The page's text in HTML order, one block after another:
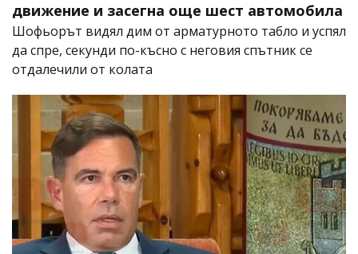
движение и засегна още шест автомобила
Шофьорът видял дим от арматурното табло и успял
да спре, секунди по-късно с неговия спътник се
отдалечили от колата